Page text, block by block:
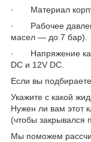
· Материал
· Рабочее
масел — до 7 бар).
· Напряжение
DC и 12V DC.
Если вы
Укажите с какой
Нужен ли вам этот
(чтобы закрывался
Мы поможем